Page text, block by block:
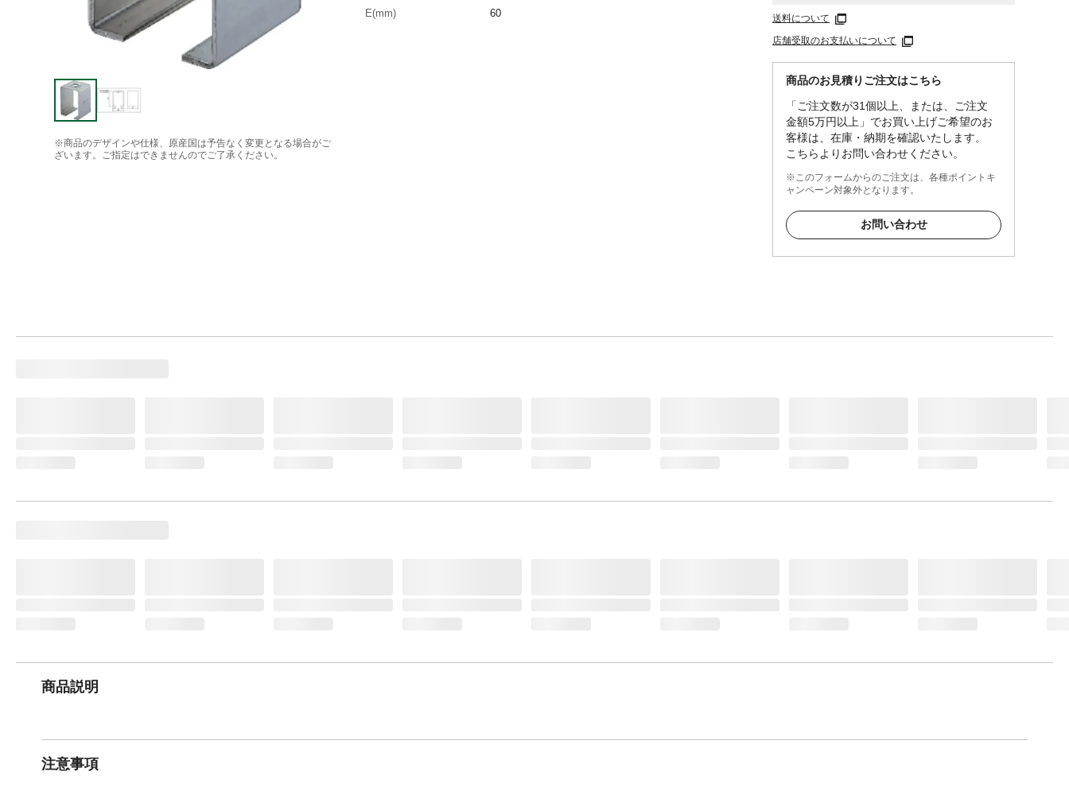
※商品のデザインや仕様、原産国は予告なく変更となる場合がご
ざいます。ご指定はできませんのでご了承ください。
送料について
店舗受取のお支払いについて
商品のお見積りご注文はこちら
「ご注文数が31個以上、または、ご注文
金額5万円以上」でお買い上げご希望のお
客様は、在庫・納期を確認いたします。
こちらよりお問い合わせください。
※このフォームからのご注文は、各種ポイントキ
ャンペーン対象外となります。
お問い合わせ
E(mm)
60
商品説明
注意事項